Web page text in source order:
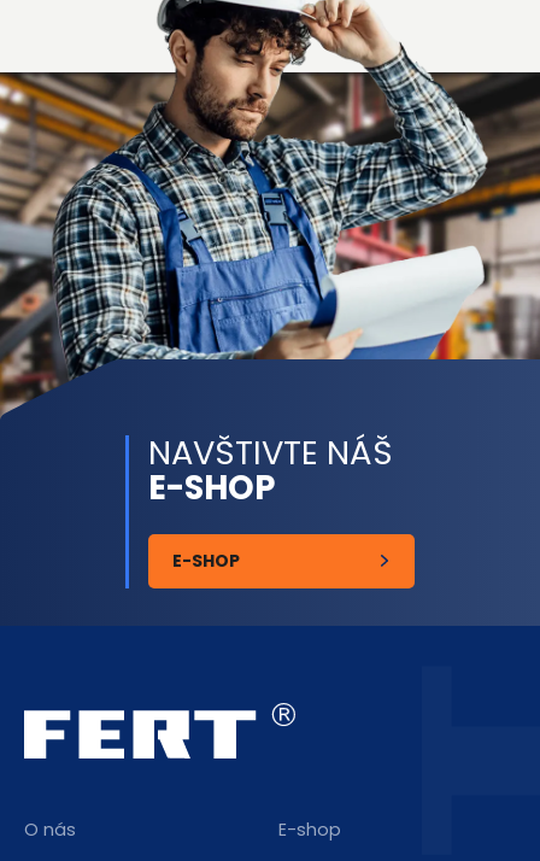
NAVŠTIVTE NÁŠ
E-SHOP
E-SHOP
O nás E-shop